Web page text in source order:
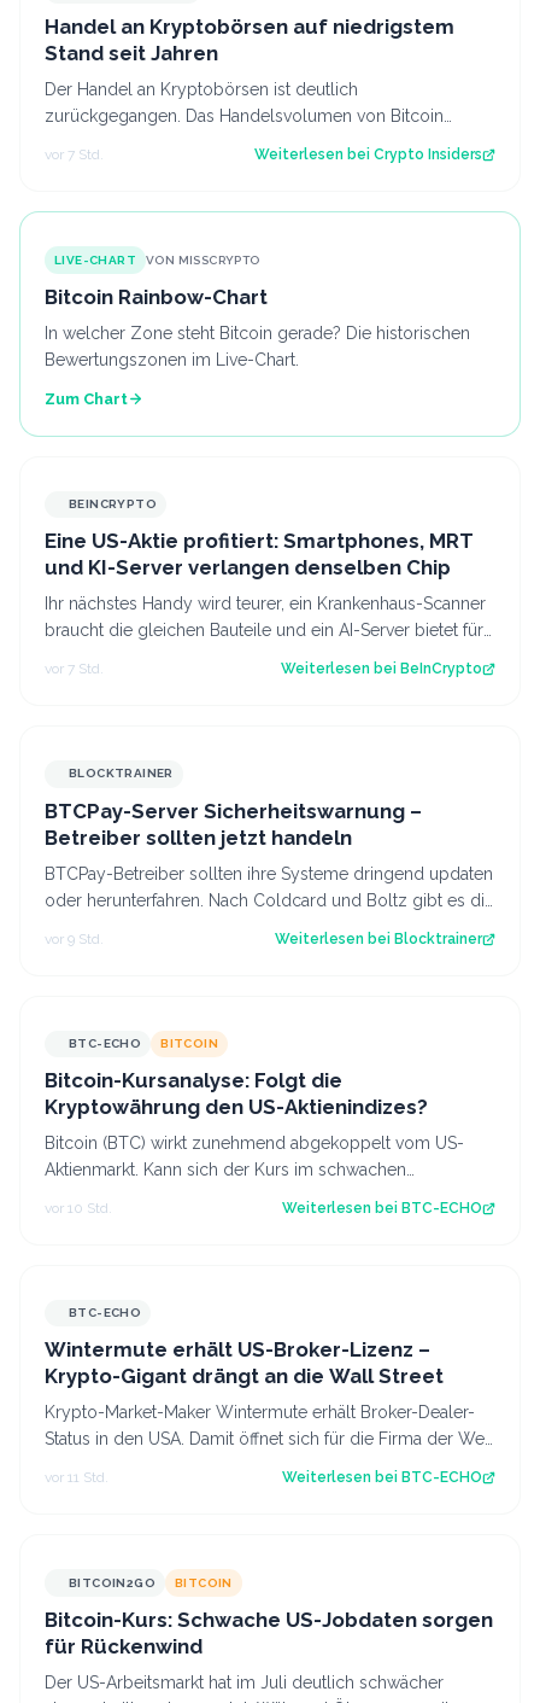
Handel an Kryptobörsen auf niedrigstem
Stand seit Jahren
Der Handel an Kryptobörsen ist deutlich
zurückgegangen. Das Handelsvolumen von Bitcoin
befindet sich inzwischen auf einem ähnlichen Niveau w…
vor 7 Std. Weiterlesen bei Crypto Insiders
LIVE-CHART VON MISSCRYPTO
Bitcoin Rainbow-Chart
In welcher Zone steht Bitcoin gerade? Die historischen
Bewertungszonen im Live-Chart.
Zum Chart
BEINCRYPTO
Eine US-Aktie profitiert: Smartphones, MRT
und KI-Server verlangen denselben Chip
Ihr nächstes Handy wird teurer, ein Krankenhaus-Scanner
braucht die gleichen Bauteile und ein AI-Server bietet für
vor 7 Std. Weiterlesen bei BeInCrypto
BLOCKTRAINER
BTCPay-Server Sicherheitswarnung –
Betreiber sollten jetzt handeln
BTCPay-Betreiber sollten ihre Systeme dringend updaten
oder herunterfahren. Nach Coldcard und Boltz gibt es die
vor 9 Std. Weiterlesen bei Blocktrainer
BTC-ECHO BITCOIN
Bitcoin-Kursanalyse: Folgt die
Kryptowährung den US-Aktienindizes?
Bitcoin (BTC) wirkt zunehmend abgekoppelt vom US-
Aktienmarkt. Kann sich der Kurs im schwachen
vor 10 Std. Weiterlesen bei BTC-ECHO
BTC-ECHO
Wintermute erhält US-Broker-Lizenz –
Krypto-Gigant drängt an die Wall Street
Krypto-Market-Maker Wintermute erhält Broker-Dealer-
Status in den USA. Damit öffnet sich für die Firma der Weg
vor 11 Std. Weiterlesen bei BTC-ECHO
BITCOIN2GO BITCOIN
Bitcoin-Kurs: Schwache US-Jobdaten sorgen
für Rückenwind
Der US-Arbeitsmarkt hat im Juli deutlich schwächer